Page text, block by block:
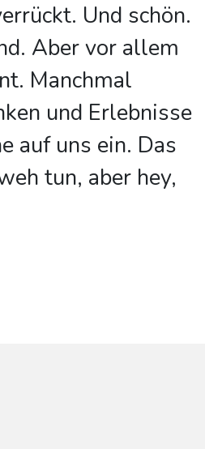
Und schön.
Aber vor allem
Manchmal
und Erlebnisse
auf uns ein. Das
tun, aber hey,